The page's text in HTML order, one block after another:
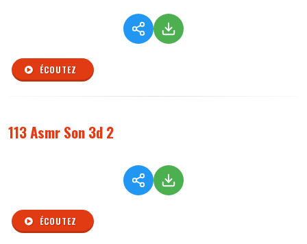
ÉCOUTEZ
113 Asmr Son 3d 2
ÉCOUTEZ